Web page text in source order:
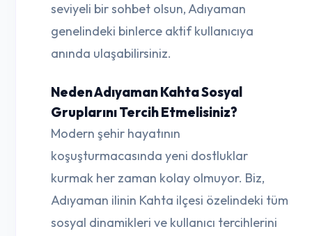
seviyeli bir sohbet olsun, Adıyaman
genelindeki binlerce aktif kullanıcıya
anında ulaşabilirsiniz.
Neden Adıyaman Kahta Sosyal
Gruplarını Tercih Etmelisiniz?
Modern şehir hayatının
koşuşturmacasında yeni dostluklar
kurmak her zaman kolay olmuyor. Biz,
Adıyaman ilinin Kahta ilçesi özelindeki tüm
sosyal dinamikleri ve kullanıcı tercihlerini